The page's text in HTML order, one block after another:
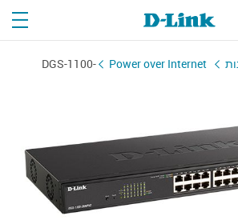
Power over Internet
DGS-1100-